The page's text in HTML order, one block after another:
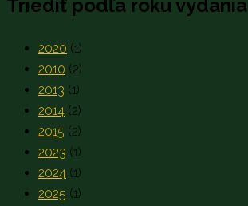
Triediť podľa roku vydania
2020 (1)
2010 (2)
2013 (1)
2014 (2)
2015 (2)
2023 (1)
2024 (1)
2025 (1)